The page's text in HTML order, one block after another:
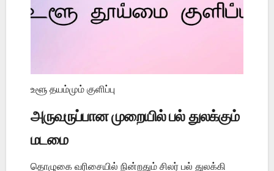
உளூ தயம்மும் குளிப்பு
அருவருப்பான முறையில் பல் துலக்கும்
மடமை
தொழுகை வரிசையில் நின்றதும் சிலர் பல் துலக்கி